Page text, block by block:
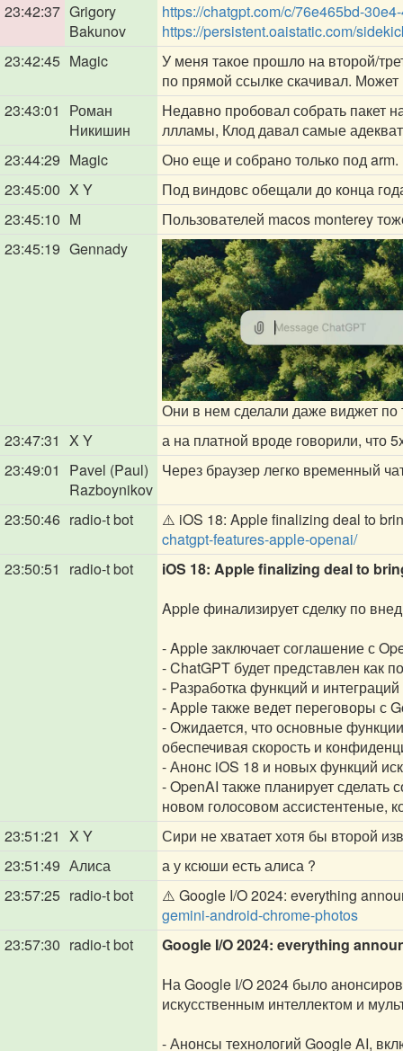
23:42:37 Grigory
Bakunov
https://chatgpt.com/c/76e465bd-
https://persistent.oaistatic.com/
23:42:45 Magic
У меня такое прошло на второй/
по прямой ссылке скачивал.
23:43:01
Роман
Никишин
Недавно пробовал собрать пакет
ллламы, Клод давал самые
23:44:29 Magic
Оно еще и собрано только под
23:45:00 X Y
Под виндовс обещали до конца
23:45:10 ㅤM ㅤ
Пользователей macos monterey
23:45:19 Gennady
Они в нем сделали даже виджет по
23:47:31 X Y
а на платной вроде говорили, что
23:49:01
Pavel (Paul)
Razboynikov
Через браузер легко временный
23:50:46 radio-t bot
⚠️ iOS 18: Apple finalizing deal to
chatgpt-features-apple-openai/
23:50:51
radio-t bot
iOS 18: Apple finalizing deal to
Apple финализирует сделку по
- Apple заключает соглашение с
- ChatGPT будет представлен как
- Разработка функций и
- Apple также ведет переговоры с
- Ожидается, что основные функции
обеспечивая скорость и
- Анонс iOS 18 и новых функций
- OpenAI также планирует сделать
новом голосовом ассистентеные,
23:51:21 X Y
Сири не хватает хотя бы второй
23:51:49 Алиса
а у ксюши есть алиса ?
23:57:25 radio-t bot
⚠️ Google I/O 2024: everything
gemini-android-chrome-photos
23:57:30 radio-t bot
Google I/O 2024: everything
На Google I/O 2024 было
искусственным интеллектом и
- Анонсы технологий Google AI,